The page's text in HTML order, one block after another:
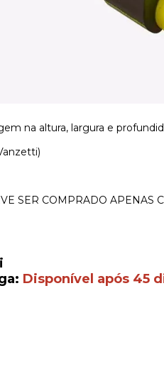
na altura, largura e
SER COMPRADO APENAS
Disponível após 45